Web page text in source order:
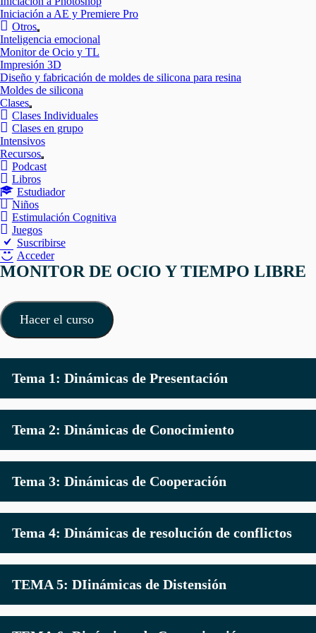
Iniciación a AE y Premiere Pro
Otros
Mostrar
el
submenú
Inteligencia emocional
Monitor de Ocio y TL
Impresión 3D
Diseño y fabricación de moldes de silicona para resina
Moldes de silicona
Clases
Mostrar
el
submenú
Clases Individuales
Clases en grupo
Intensivos
Recursos
Mostrar
el
Podcast
Libros
Estudiador
Niños
Estimulación Cognitiva
Juegos
Suscribirse
Acceder
MONITOR DE OCIO Y TIEMPO LIBRE
Hacer el curso
Tema 1: Dinámicas de Presentación
Tema 2: Dinámicas de Conocimiento
Tema 3: Dinámicas de Cooperación
Tema 4: Dinámicas de resolución de conflictos
TEMA 5: DIinámicas de Distensión